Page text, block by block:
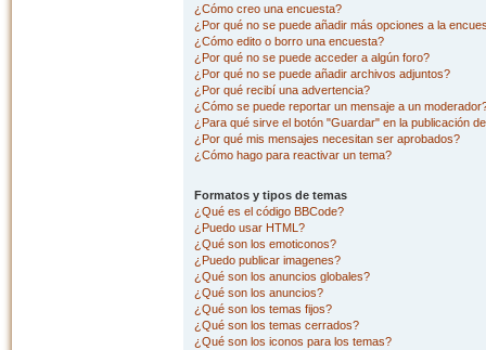
¿Cómo creo una encuesta?
¿Por qué no se puede añadir más opciones a la
¿Cómo edito o borro una encuesta?
¿Por qué no se puede acceder a algún foro?
¿Por qué no se puede añadir archivos adjuntos?
¿Por qué recibí una advertencia?
¿Cómo se puede reportar un mensaje a un
¿Para qué sirve el botón "Guardar" en la publicación
¿Por qué mis mensajes necesitan ser aprobados?
¿Cómo hago para reactivar un tema?
Formatos y tipos de temas
¿Qué es el código BBCode?
¿Puedo usar HTML?
¿Qué son los emoticonos?
¿Puedo publicar imagenes?
¿Qué son los anuncios globales?
¿Qué son los anuncios?
¿Qué son los temas fijos?
¿Qué son los temas cerrados?
¿Qué son los iconos para los temas?